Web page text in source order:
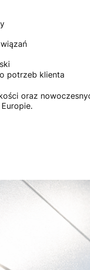
potrzeb klienta
oraz